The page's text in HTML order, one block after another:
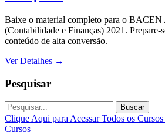
Baixe o material completo para o BACEN
(Contabilidade e Finanças) 2021. Prepare-
conteúdo de alta conversão.
Ver Detalhes →
Pesquisar
Buscar
Clique Aqui para Acessar Todos os Cursos
Cursos